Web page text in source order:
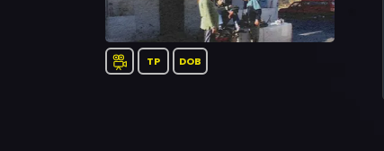
TP DOB